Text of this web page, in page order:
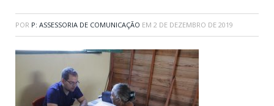
POR P: ASSESSORIA DE COMUNICAÇÃO EM 2 DE DEZEMBRO DE 2019